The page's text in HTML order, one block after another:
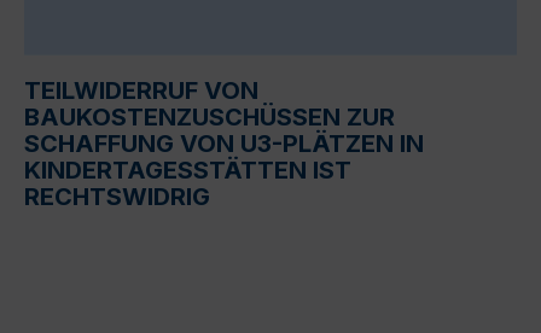
TEILWIDERRUF VON
BAUKOSTENZUSCHÜSSEN ZUR
SCHAFFUNG VON U3-PLÄTZEN IN
KINDERTAGESSTÄTTEN IST
RECHTSWIDRIG